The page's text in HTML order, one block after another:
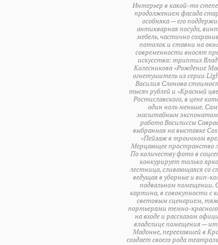
Интерьер в какой-то
продолжением фасада
особняка — его
антикварная посуда,
мебель, частично
потолок и ставни на
современности вносят
искусства: триптих
Колесникова «Рождение
огнетушитель из серии
Василия Слонова
тысяч рублей и «Красный
Ростиславского, в цене
один ноль меньше.
масштабным
работа Василиссы
выбранная на выставке
«Пейзаж в троичном
Мерцающее пространство
По количеству фото в
конкурирует только
лестница, сливающаяся со
ведущая в уборные и вип-
подвальном помещении.
картина, в совокупности с
световым сценарием,
портьерами темно-
на входе и рассказом
владелице помещения —
Мадонне, переехавшей в
создает своего рода